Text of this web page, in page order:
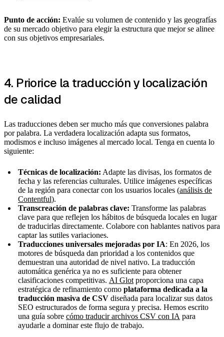
Punto de acción: Evalúe su volumen de contenido y las geografías
de su mercado objetivo para elegir la estructura que mejor se alinee
con sus objetivos empresariales.
4. Priorice la traducción y localización
de calidad
Las traducciones deben ser mucho más que conversiones palabra
por palabra. La verdadera localización adapta sus formatos,
modismos e incluso imágenes al mercado local. Tenga en cuenta lo
siguiente:
Técnicas de localización: Adapte las divisas, los formatos de
fecha y las referencias culturales. Utilice imágenes específicas
de la región para conectar con los usuarios locales (análisis de
Contentful).
Transcreación de palabras clave: Transforme las palabras
clave para que reflejen los hábitos de búsqueda locales en lugar
de traducirlas directamente. Colabore con hablantes nativos para
captar las sutiles variaciones.
Traducciones universales mejoradas por IA: En 2026, los
motores de búsqueda dan prioridad a los contenidos que
demuestran una autoridad de nivel nativo. La traducción
automática genérica ya no es suficiente para obtener
clasificaciones competitivas. AI Glot proporciona una capa
estratégica de refinamiento como plataforma dedicada a la
traducción masiva de CSV diseñada para localizar sus datos
SEO estructurados de forma segura y precisa. Hemos escrito
una guía sobre cómo traducir archivos CSV con IA para
ayudarle a dominar este flujo de trabajo.